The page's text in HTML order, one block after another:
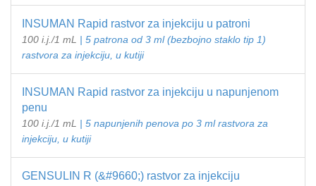
INSUMAN Rapid rastvor za injekciju u patroni
100 i.j./1 mL | 5 patrona od 3 ml (bezbojno staklo tip 1)
rastvora za injekciju, u kutiji
INSUMAN Rapid rastvor za injekciju u napunjenom
penu
100 i.j./1 mL | 5 napunjenih penova po 3 ml rastvora za
injekciju, u kutiji
GENSULIN R (&#9660;) rastvor za injekciju